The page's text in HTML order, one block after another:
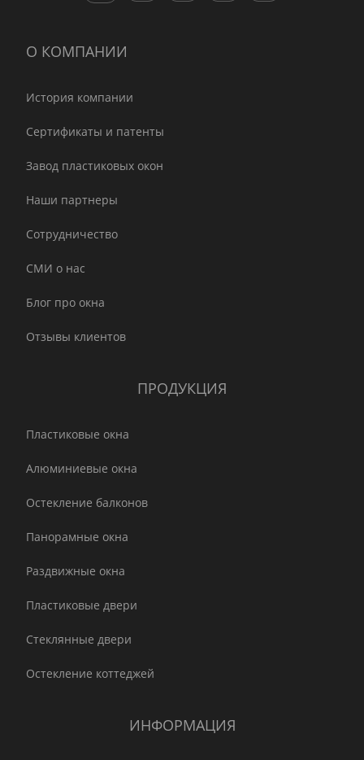
О КОМПАНИИ
История компании
Сертификаты и патенты
Завод пластиковых окон
Наши партнеры
Сотрудничество
СМИ о нас
Блог про окна
Отзывы клиентов
ПРОДУКЦИЯ
Пластиковые окна
Алюминиевые окна
Остекление балконов
Панорамные окна
Раздвижные окна
Пластиковые двери
Стеклянные двери
Остекление коттеджей
ИНФОРМАЦИЯ